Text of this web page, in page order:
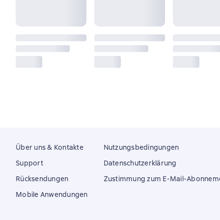
Über uns & Kontakte
Support
Rücksendungen
Mobile Anwendungen
Nutzungsbedingungen
Datenschutzerklärung
Zustimmung zum E-Mail-